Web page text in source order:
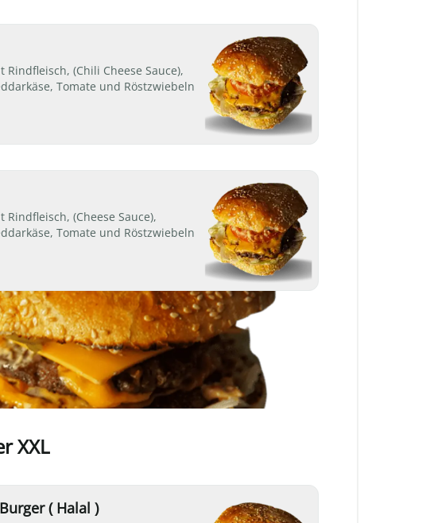
Rindfleisch, (Chili Cheese Sauce),
Tomate und Röstzwiebeln
Rindfleisch, (Cheese Sauce),
Tomate und Röstzwiebeln
XXL
( Halal )